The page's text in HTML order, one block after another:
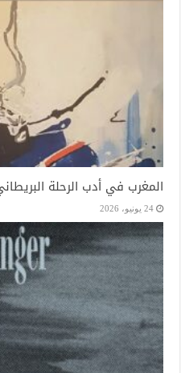
المغرب في أدب الرحلة
24 يونيو، 2026